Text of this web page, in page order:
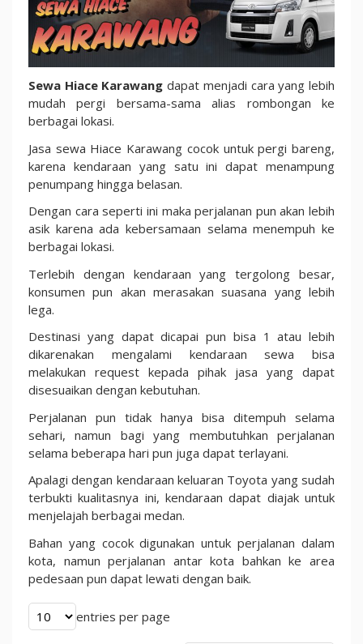
di
2025
Sewa Hiace Karawang dapat menjadi cara yang lebih
mudah pergi bersama-sama alias rombongan ke
berbagai lokasi.
Jasa sewa Hiace Karawang cocok untuk pergi bareng,
karena kendaraan yang satu ini dapat menampung
penumpang hingga belasan.
Dengan cara seperti ini maka perjalanan pun akan lebih
asik karena ada kebersamaan selama menempuh ke
berbagai lokasi.
Terlebih dengan kendaraan yang tergolong besar,
konsumen pun akan merasakan suasana yang lebih
lega.
Destinasi yang dapat dicapai pun bisa 1 atau lebih
dikarenakan mengalami kendaraan sewa bisa
melakukan request kepada pihak jasa yang dapat
disesuaikan dengan kebutuhan.
Perjalanan pun tidak hanya bisa ditempuh selama
sehari, namun bagi yang membutuhkan perjalanan
selama beberapa hari pun juga dapat terlayani.
Apalagi dengan kendaraan keluaran Toyota yang sudah
terbukti kualitasnya ini, kendaraan dapat diajak untuk
menjelajah berbagai medan.
Bahan yang cocok digunakan untuk perjalanan dalam
kota, namun perjalanan antar kota bahkan ke area
pedesaan pun dapat lewati dengan baik.
entries per page